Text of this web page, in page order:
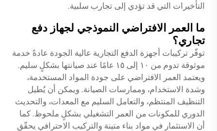
التأخيرات التي قد تؤدي إلى تجارب سلبية.
ما العمر الافتراضي النموذجي لجهاز دفع
تجاري؟
توفّر تركيبات أجهزة الدفع التجارية عالية الجودة عادةً خدمة
موثوقة تدوم من ١٠ إلى ١٥ عامًا عند صيانتها بشكلٍ سليم.
ويعتمد العمر الافتراضي على جودة المواد المستخدمة،
وشدة الاستخدام، وممارسات الصيانة. ويمكن أن يُطيل
التنظيف المنتظم، والتعامل السليم مع المعدات، والتحديث
الدوري للمكونات من العمر التشغيلي بشكلٍ ملحوظ. كما
أن الاستثمار في مواد بناء متينة والتركيب الاحترافي يحقّق